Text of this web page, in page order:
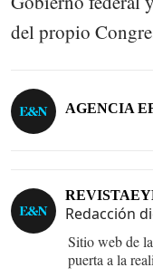
del propio
AGENCIA
Redacción
Sitio web de
puerta a la